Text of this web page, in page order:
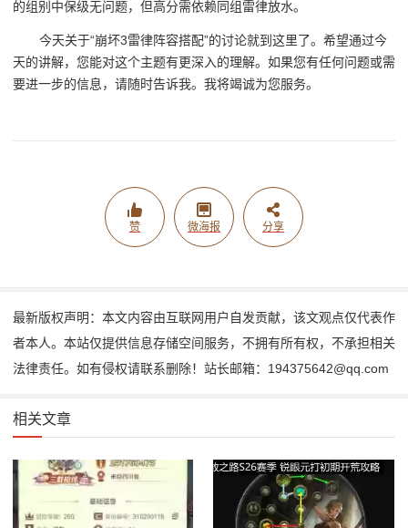
的组别中保级无问题，但高分需依赖同组雷律放水。
今天关于“崩坏3雷律阵容搭配”的讨论就到这里了。希望通过今
天的讲解，您能对这个主题有更深入的理解。如果您有任何问题或需
要进一步的信息，请随时告诉我。我将竭诚为您服务。
赞 微海报 分享
最新版权声明：本文内容由互联网用户自发贡献，该文观点仅代表作
者本人。本站仅提供信息存储空间服务，不拥有所有权，不承担相关
法律责任。如有侵权请联系删除！站长邮箱：194375642@qq.com
相关文章